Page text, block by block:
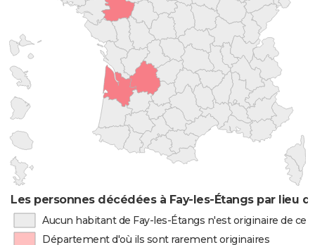
Les personnes décédées à Fay-les-Étangs par lieu
Aucun habitant de Fay-les-Étangs n'est originaire de ce
Département d'où ils sont rarement originaires